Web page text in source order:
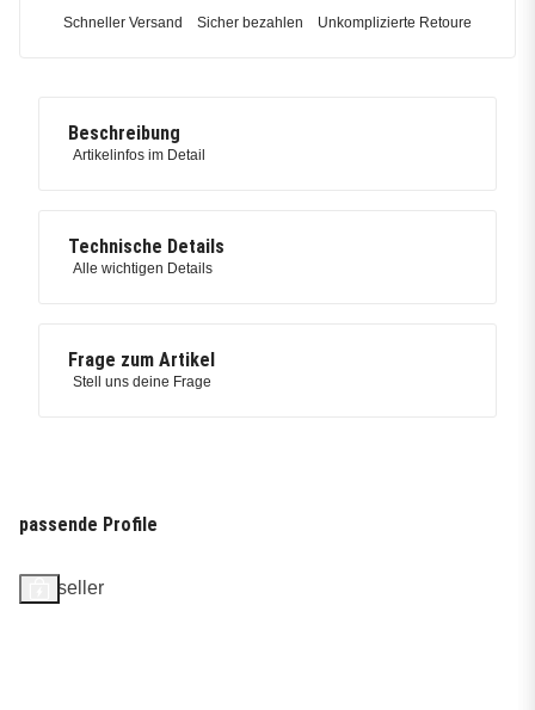
Schneller Versand Sicher bezahlen Unkomplizierte Retoure
Beschreibung
Artikelinfos im Detail
Technische Details
Alle wichtigen Details
Frage zum Artikel
Stell uns deine Frage
passende Profile
Bestseller